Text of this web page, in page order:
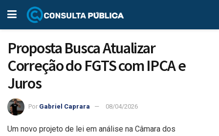
Proposta Busca Atualizar
Correção do FGTS com IPCA e
Juros
Por Gabriel Caprara 08/04/2026
Um novo projeto de lei em análise na Câmara dos